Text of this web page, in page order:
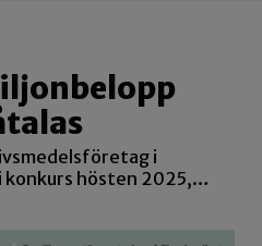
i
konkurs hösten 2025,…